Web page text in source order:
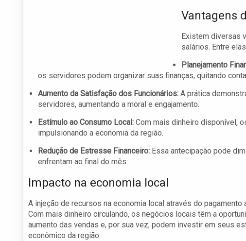
Vantagens
Existem diversas
salários. Entre
Planejamento
os servidores podem organizar suas finanças, quitando
Aumento da Satisfação dos Funcionários: A prática
servidores, aumentando a moral e engajamento.
Estímulo ao Consumo Local: Com mais dinheiro disponível,
impulsionando a economia da região.
Redução de Estresse Financeiro: Essa antecipação pode
enfrentam ao final do mês.
Impacto na economia local
A injeção de recursos na economia local através do
Com mais dinheiro circulando, os negócios locais têm a
aumento das vendas e, por sua vez, podem investir em seus
econômico da região.